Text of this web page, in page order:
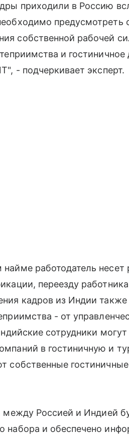
приходили в Россию
предусмотреть
собственной рабочей
и
- подчеркивает эксперт.
работодатель несет
переезду
кадров из Индии
- от
сотрудники
в гостиничную и
собственные
между Россией и Индией
набора и обеспечено